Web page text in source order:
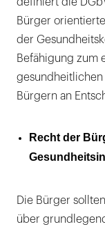
Bürger
der
Befähigung zum
gesundheitlichen
Bürgern an
Recht der
Die Bürger
über